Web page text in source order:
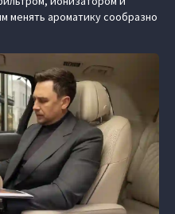
ароматику сообразно